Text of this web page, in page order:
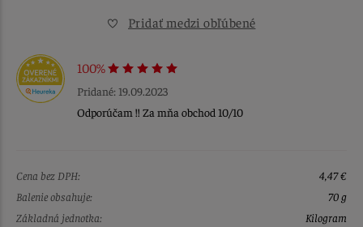
Pridať medzi obľúbené
100%
Pridané: 19.09.2023
Odporúčam !! Za mňa obchod 10/10
Cena bez DPH:
4,47 €
Balenie obsahuje:
70 g
Základná jednotka:
Kilogram